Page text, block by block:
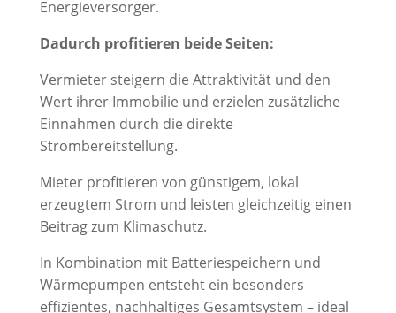
Energieversorger.
Dadurch profitieren beide Seiten:
Vermieter steigern die Attraktivität und den
Wert ihrer Immobilie und erzielen zusätzliche
Einnahmen durch die direkte
Strombereitstellung.
Mieter profitieren von günstigem, lokal
erzeugtem Strom und leisten gleichzeitig einen
Beitrag zum Klimaschutz.
In Kombination mit Batteriespeichern und
Wärmepumpen entsteht ein besonders
effizientes, nachhaltiges Gesamtsystem – ideal